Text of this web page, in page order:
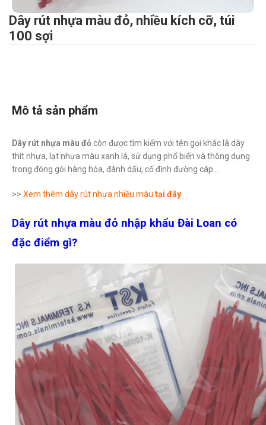
Dây rút nhựa màu đỏ, nhiều kích cỡ, túi
100 sợi
Mô tả sản phẩm
Dây rút nhựa màu đỏcòn được tìm kiếm với tên gọi khác là dây
thít nhựa, lạt nhựa màu xanh lá, sử dụng phổ biến và thông dụng
trong đóng gói hàng hóa, đánh dấu, cố định đường cáp…
>> Xem thêm dây rút nhựa nhiều màu tại đây
Dây rút nhựa màu đỏ nhập khẩu Đài Loan có
đặc điểm gì?